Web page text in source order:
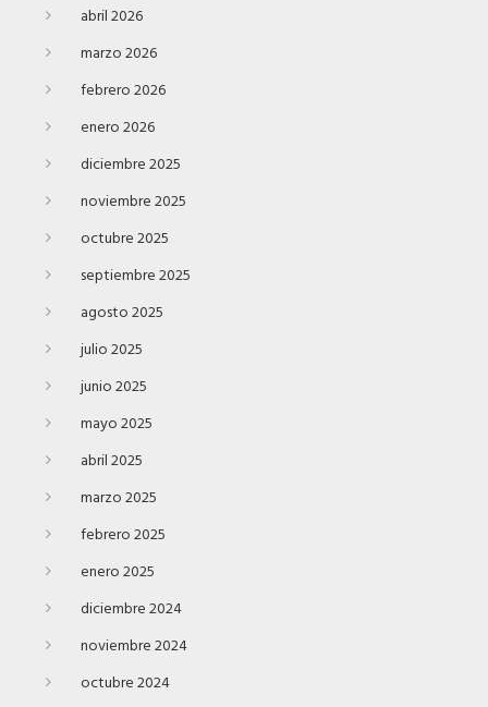
abril 2026
marzo 2026
febrero 2026
enero 2026
diciembre 2025
noviembre 2025
octubre 2025
septiembre 2025
agosto 2025
julio 2025
junio 2025
mayo 2025
abril 2025
marzo 2025
febrero 2025
enero 2025
diciembre 2024
noviembre 2024
octubre 2024